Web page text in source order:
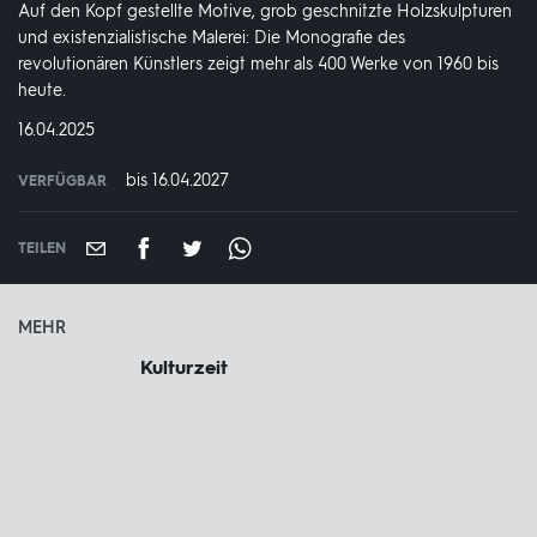
Auf den Kopf gestellte Motive, grob geschnitzte Holzskulpturen
und existenzialistische Malerei: Die Monografie des
revolutionären Künstlers zeigt mehr als 400 Werke von 1960 bis
heute.
DATUM:
16.04.2025
VERFÜGBAR bis 16.04.2027
TEILEN
MEHR
Kulturzeit